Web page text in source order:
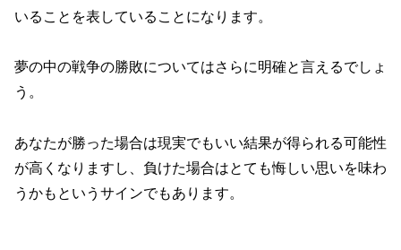
いることを表していることになります。
夢の中の戦争の勝敗についてはさらに明確と言えるでしょ
う。
あなたが勝った場合は現実でもいい結果が得られる可能性
が高くなりますし、負けた場合はとても悔しい思いを味わ
うかもというサインでもあります。